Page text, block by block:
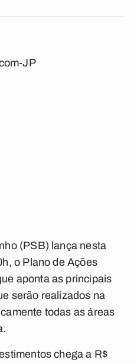
JP
(PSB) lança nesta
o Plano de Ações
aponta as principais
serão realizados na
todas as áreas
chega a R$